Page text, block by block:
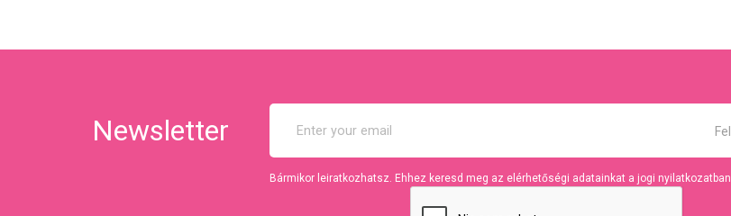
Newsletter
Bármikor leiratkozhatsz. Ehhez keresd meg az elérhetőségi adatainkat a jogi nyilatkozatban.